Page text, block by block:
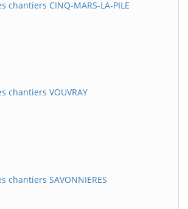
chantiers CINQ-MARS-LA-PILE
chantiers VOUVRAY
chantiers SAVONNIERES